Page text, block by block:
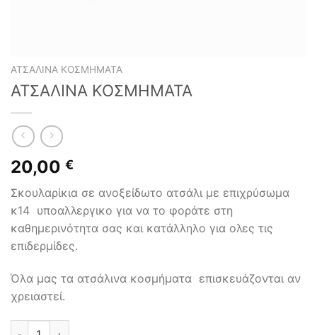
ΑΤΣΆΛΙΝΑ ΚΟΣΜΉΜΑΤΑ
ΑΤΣΑΛΙΝΑ ΚΟΣΜΗΜΑΤΑ
20,00 €
Σκουλαρίκια σε ανοξείδωτο ατσάλι με επιχρύσωμα
κ14 υποαλλεργικο για να το φοράτε στη
καθημερινότητα σας και κατάλληλο για ολες τις
επιδερμίδες.
Όλα μας τα ατσάλινα κοσμήματα επισκευάζονται αν
χρειαστεί.
ΑΤΣΑΛΙΝΑ ΚΟΣΜΗΜΑΤΑ ποσότητα